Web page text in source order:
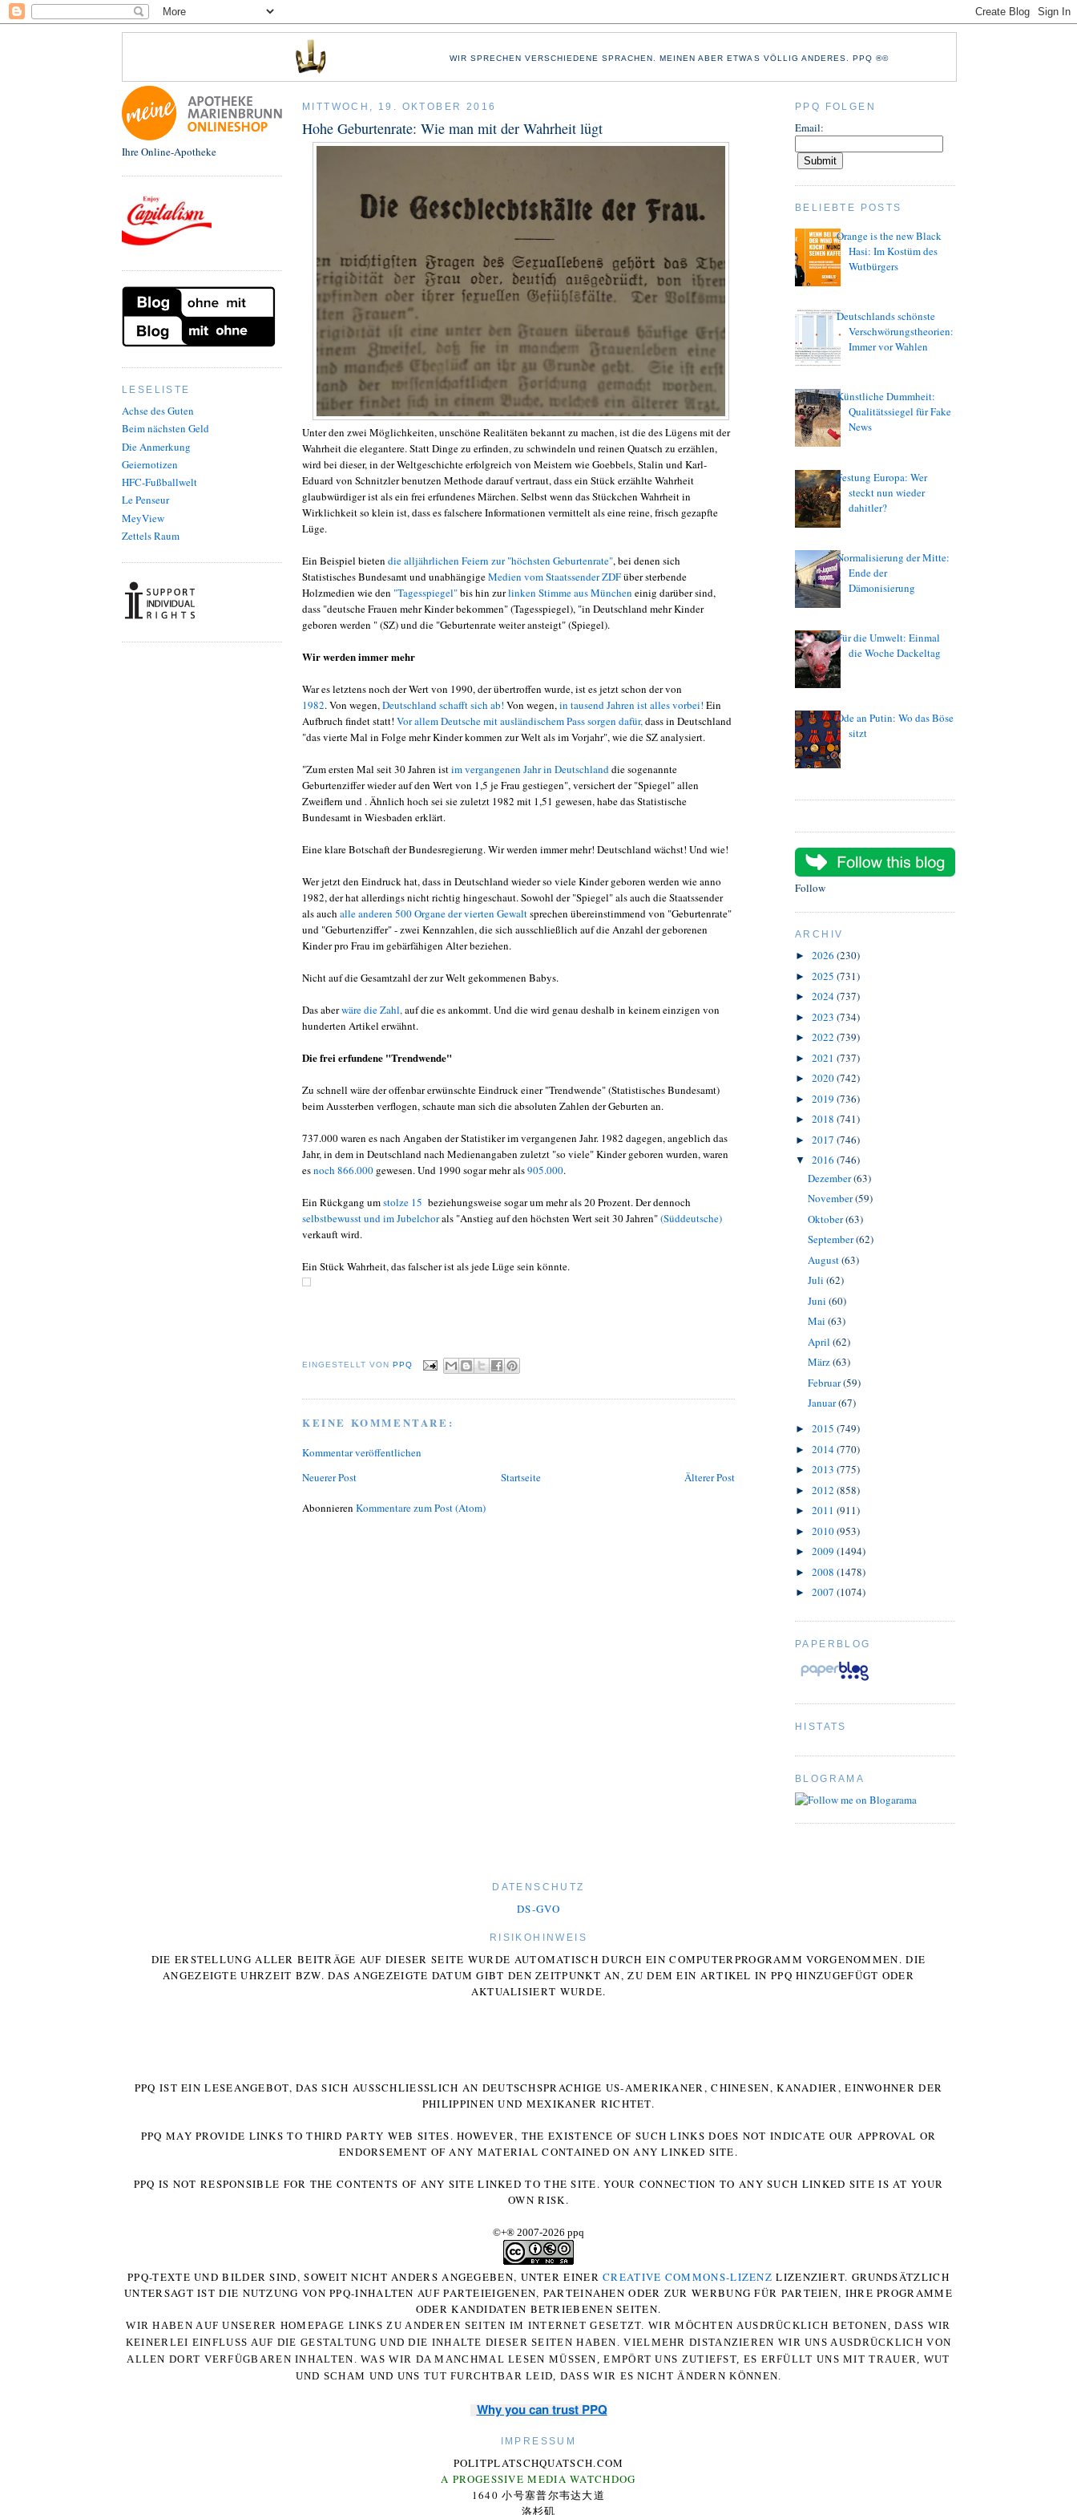
WIR SPRECHEN VERSCHIEDENE SPRACHEN. MEINEN ABER ETWAS VÖLLIG ANDERES. PPQ ®©
Ihre Online-Apotheke
LESELISTE
Achse des Guten
Beim nächsten Geld
Die Anmerkung
Geiernotizen
HFC-Fußballwelt
Le Penseur
MeyView
Zettels Raum
MITTWOCH, 19. OKTOBER 2016
Hohe Geburtenrate: Wie man mit der Wahrheit lügt
Unter den zwei Möglichkeiten, unschöne Realitäten bekannt zu machen, ist die des Lügens mit der
Wahrheit die elegantere. Statt Dinge zu erfinden, zu schwindeln und reinen Quatsch zu erzählen,
wird bei dieser, in der Weltgeschichte erfolgreich von Meistern wie Goebbels, Stalin und Karl-
Eduard von Schnitzler benutzen Methode darauf vertraut, dass ein Stück erzählte Wahrheit
glaubwürdiger ist als ein frei erfundenes Märchen. Selbst wenn das Stückchen Wahrheit in
Wirklichkeit so klein ist, dass es falschere Informationen vermittelt als eine reine, frisch gezapfte
Lüge.
Ein Beispiel bieten die alljährlichen Feiern zur "höchsten Geburtenrate", bei denen sich
Statistisches Bundesamt und unabhängigeMedien vom Staatssender ZDFüber sterbende
Holzmedien wie den "Tagesspiegel"bis hin zurlinken Stimme aus München einig darüber sind,
dass "deutsche Frauen mehr Kinder bekommen" (Tagesspiegel), "in Deutschland mehr Kinder
geboren werden " (SZ) und die "Geburtenrate weiter ansteigt" (Spiegel).
Wir werden immer mehr
War es letztens noch der Wert von 1990, der übertroffen wurde, ist es jetzt schon der von
1982. Von wegen, Deutschland schafft sich ab! Von wegen, in tausend Jahren ist alles vorbei! Ein
Aufbruch findet statt! Vor allem Deutsche mit ausländischem Pass sorgen dafür, dass in Deutschland
"das vierte Mal in Folge mehr Kinder kommen zur Welt als im Vorjahr", wie die SZ analysiert.
"Zum ersten Mal seit 30 Jahren istim vergangenen Jahr in Deutschland die sogenannte
Geburtenziffer wieder auf den Wert von 1,5 je Frau gestiegen", versichert der "Spiegel" allen
Zweiflern und . Ähnlich hoch sei sie zuletzt 1982 mit 1,51 gewesen, habe das Statistische
Bundesamt in Wiesbaden erklärt.
Eine klare Botschaft der Bundesregierung. Wir werden immer mehr! Deutschland wächst! Und wie!
Wer jetzt den Eindruck hat, dass in Deutschland wieder so viele Kinder geboren werden wie anno
1982, der hat allerdings nicht richtig hingeschaut. Sowohl der "Spiegel" als auch die Staatssender
als auch alle anderen 500 Organe der vierten Gewaltsprechen übereinstimmend von "Geburtenrate"
und "Geburtenziffer" - zwei Kennzahlen, die sich ausschließlich auf die Anzahl der geborenen
Kinder pro Frau im gebärfähigen Alter beziehen.
Nicht auf die Gesamtzahl der zur Welt gekommenen Babys.
Das aberwäre die Zahl, auf die es ankommt. Und die wird genau deshalb in keinem einzigen von
hunderten Artikel erwähnt.
Die frei erfundene "Trendwende"
Zu schnell wäre der offenbar erwünschte Eindruck einer "Trendwende" (Statistisches Bundesamt)
beim Aussterben verflogen, schaute man sich die absoluten Zahlen der Geburten an.
737.000 waren es nach Angaben der Statistiker im vergangenen Jahr. 1982 dagegen, angeblich das
Jahr, in dem in Deutschland nach Medienangaben zuletzt "so viele" Kinder geboren wurden, waren
esnoch 866.000 gewesen. Und 1990 sogar mehr als905.000.
Ein Rückgang umstolze 15 beziehungsweise sogar um mehr als 20 Prozent. Der dennoch
selbstbewusst und im Jubelchorals "Anstieg auf den höchsten Wert seit 30 Jahren"(Süddeutsche)
verkauft wird.
Ein Stück Wahrheit, das falscher ist als jede Lüge sein könnte.
EINGESTELLT VON PPQ
KEINE KOMMENTARE:
Kommentar veröffentlichen
Neuerer Post
Älterer Post
Startseite
Abonnieren Kommentare zum Post (Atom)
PPQ FOLGEN
Email:
BELIEBTE POSTS
Orange is the new Black
Hasi: Im Kostüm des
Wutbürgers
Deutschlands schönste
Verschwörungstheorien:
Immer vor Wahlen
Künstliche Dummheit:
Qualitätssiegel für Fake
News
Festung Europa: Wer
steckt nun wieder
dahitler?
Normalisierung der Mitte:
Ende der
Dämonisierung
Für die Umwelt: Einmal
die Woche Dackeltag
Ode an Putin: Wo das Böse
sitzt
Follow
ARCHIV
► 2026 (230)
► 2025 (731)
► 2024(737)
► 2023 (734)
► 2022 (739)
► 2021 (737)
► 2020(742)
► 2019 (736)
► 2018 (741)
► 2017 (746)
▼ 2016 (746)
Dezember(63)
November(59)
Oktober(63)
September(62)
August(63)
Juli (62)
Juni (60)
Mai (63)
April (62)
März(63)
Februar(59)
Januar(67)
► 2015 (749)
► 2014(770)
► 2013 (775)
► 2012 (858)
► 2011 (911)
► 2010(953)
► 2009 (1494)
► 2008 (1478)
► 2007 (1074)
PAPERBLOG
HISTATS
BLOGRAMA
DATENSCHUTZ
DS-GVO
RISIKOHINWEIS
DIE ERSTELLUNG ALLER BEITRÄGE AUF DIESER SEITE WURDE AUTOMATISCH DURCH EIN COMPUTERPROGRAMM VORGENOMMEN. DIE
ANGEZEIGTE UHRZEIT BZW. DAS ANGEZEIGTE DATUM GIBT DEN ZEITPUNKT AN, ZU DEM EIN ARTIKEL IN PPQ HINZUGEFÜGT ODER
AKTUALISIERT WURDE.
PPQ IST EIN LESEANGEBOT, DAS SICH AUSSCHLIESSLICH AN DEUTSCHSPRACHIGE US-AMERIKANER, CHINESEN, KANADIER, EINWOHNER DER P
HILIPPINEN UND MEXIKANER RICHTET.
PPQ MAY PROVIDE LINKS TO THIRD PARTY WEB SITES. HOWEVER, THE EXISTENCE OF SUCH LINKS DOES NOT INDICATE OUR APPROVAL OR
ENDORSEMENT OF ANY MATERIAL CONTAINED ON ANY LINKED SITE.
PPQ IS NOT RESPONSIBLE FOR THE CONTENTS OF ANY SITE LINKED TO THE SITE. YOUR CONNECTION TO ANY SUCH LINKED SITE IS AT YOUR
OWN RISK.
©+® 2007-2026 ppq
PPQ-TEXTE UND BILDER SIND, SOWEIT NICHT ANDERS ANGEGEBEN, UNTER EINERCREATIVE COMMONS-LIZENZ LIZENZIERT. GRUNDSÄTZLICH
UNTERSAGT IST DIE NUTZUNG VON PPQ-INHALTEN AUF PARTEIEIGENEN, PARTEINAHEN ODER ZUR WERBUNG FÜR PARTEIEN, IHRE PROGRAMME
ODER KANDIDATEN BETRIEBENEN SEITEN.
WIR HABEN AUF UNSERER HOMEPAGE LINKS ZU ANDEREN SEITEN IM INTERNET GESETZT. WIR MÖCHTEN AUSDRÜCKLICH BETONEN, DASS WIR
KEINERLEI EINFLUSS AUF DIE GESTALTUNG UND DIE INHALTE DIESER SEITEN HABEN. VIELMEHR DISTANZIEREN WIR UNS AUSDRÜCKLICH VON
ALLEN DORT VERFÜGBAREN INHALTEN. WAS WIR DA MANCHMAL LESEN MÜSSEN, EMPÖRT UNS ZUTIEFST, ES ERFÜLLT UNS MIT TRAUER, WUT
UND SCHAM UND UNS TUT FURCHTBAR LEID, DASS WIR ES NICHT ÄNDERN KÖNNEN.
Why you can trust PPQ
IMPRESSUM
POLITPLATSCHQUATSCH.COM
A PROGESSIVE MEDIA WATCHDOG
1640 小号塞普尔韦达大道
洛杉矶